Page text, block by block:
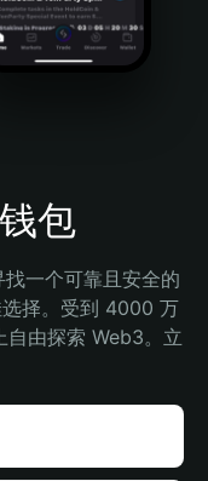
包
一个可靠且安全的
择。受到 4000 万
由探索 Web3。立